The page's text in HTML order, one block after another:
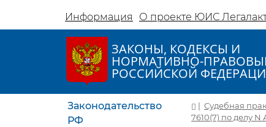
Информация О проекте ЮИС
ЗАКОНЫ, КОДЕКСЫ И
НОРМАТИВНО-
РОССИЙСКОЙ
Законодательство
РФ
| Судебная
7610(7) по делу N